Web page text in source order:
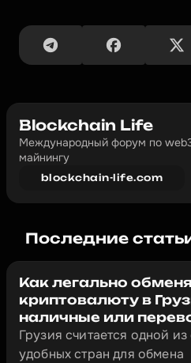
Blockchain Life
Международный форум по
майнингу
blockchain-life.com
Последние
Как легально
криптовалюту в
наличные или
банковский счёт
Грузия считается одной
удобных стран для обмена